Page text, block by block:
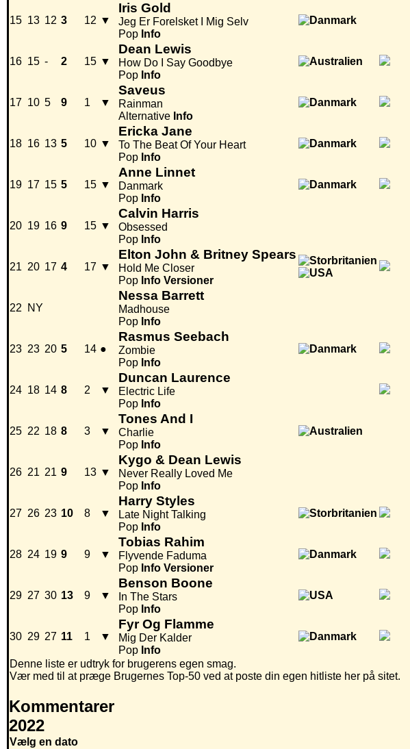
15 13 12 3 12 ▼
Iris Gold
Jeg Er Forelsket I Mig Selv
Pop Info
16 15 - 2 15 ▼
Dean Lewis
How Do I Say Goodbye
Pop Info
17 10 5 9 1 ▼
Saveus
Rainman
Alternative Info
18 16 13 5 10 ▼
Ericka Jane
To The Beat Of Your Heart
Pop Info
19 17 15 5 15 ▼
Anne Linnet
Danmark
Pop Info
20 19 16 9 15 ▼
Calvin Harris
Obsessed
Pop Info
21 20 17 4 17 ▼
Elton John & Britney Spears
Hold Me Closer
Pop Info Versioner
22 NY
Nessa Barrett
Madhouse
Pop Info
23 23 20 5 14 ●
Rasmus Seebach
Zombie
Pop Info
24 18 14 8 2 ▼
Duncan Laurence
Electric Life
Pop Info
25 22 18 8 3 ▼
Tones And I
Charlie
Pop Info
26 21 21 9 13 ▼
Kygo & Dean Lewis
Never Really Loved Me
Pop Info
27 26 23 10 8 ▼
Harry Styles
Late Night Talking
Pop Info
28 24 19 9 9 ▼
Tobias Rahim
Flyvende Faduma
Pop Info Versioner
29 27 30 13 9 ▼
Benson Boone
In The Stars
Pop Info
30 29 27 11 1 ▼
Fyr Og Flamme
Mig Der Kalder
Pop Info
Denne liste er udtryk for brugerens egen smag.
Vær med til at præge Brugernes Top-50 ved at poste din egen hitliste her på sitet.
Kommentarer
2022
Vælg en dato